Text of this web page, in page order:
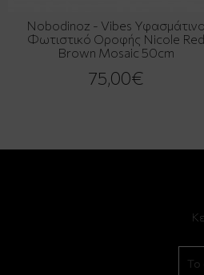
Nobodinoz - Vibes Υφασμάτινο
Φωτιστικό Οροφής Nicole Red
Brown Mosaic 50cm
75,00€